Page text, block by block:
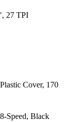
27 TPI
Cover, 170
Speed, Black